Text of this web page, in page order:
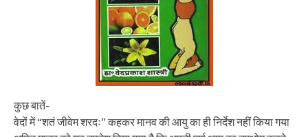
कुछ बातें-
वेदों में “शतं जीवेम शरदः” कहकर मानव की आयु का ही निर्देश नहीं किया गया